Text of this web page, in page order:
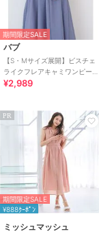
期間限定SALE
バブ
【S・Mサイズ展開】ビスチェ
ライクフレアキャミワンピー
ス
¥2,989
PR
期間限定SALE
¥888ｸｰﾎﾟﾝ
ミッシュマッシュ